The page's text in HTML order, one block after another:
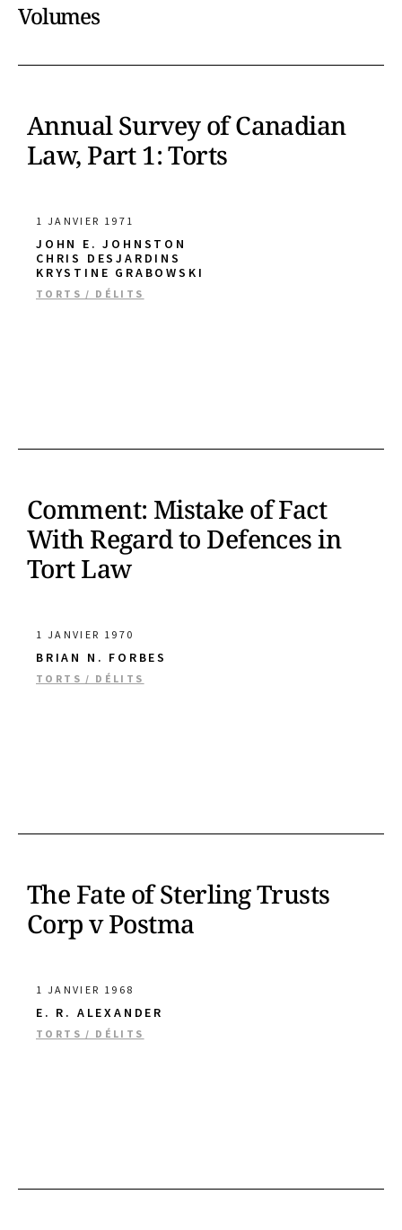
Volumes
Annual Survey of Canadian
Law, Part 1: Torts
1 JANVIER 1971
JOHN E. JOHNSTON
CHRIS DESJARDINS
KRYSTINE GRABOWSKI
TORTS / DÉLITS
Comment: Mistake of Fact
With Regard to Defences in
Tort Law
1 JANVIER 1970
BRIAN N. FORBES
TORTS / DÉLITS
The Fate of Sterling Trusts
Corp v Postma
1 JANVIER 1968
E. R. ALEXANDER
TORTS / DÉLITS